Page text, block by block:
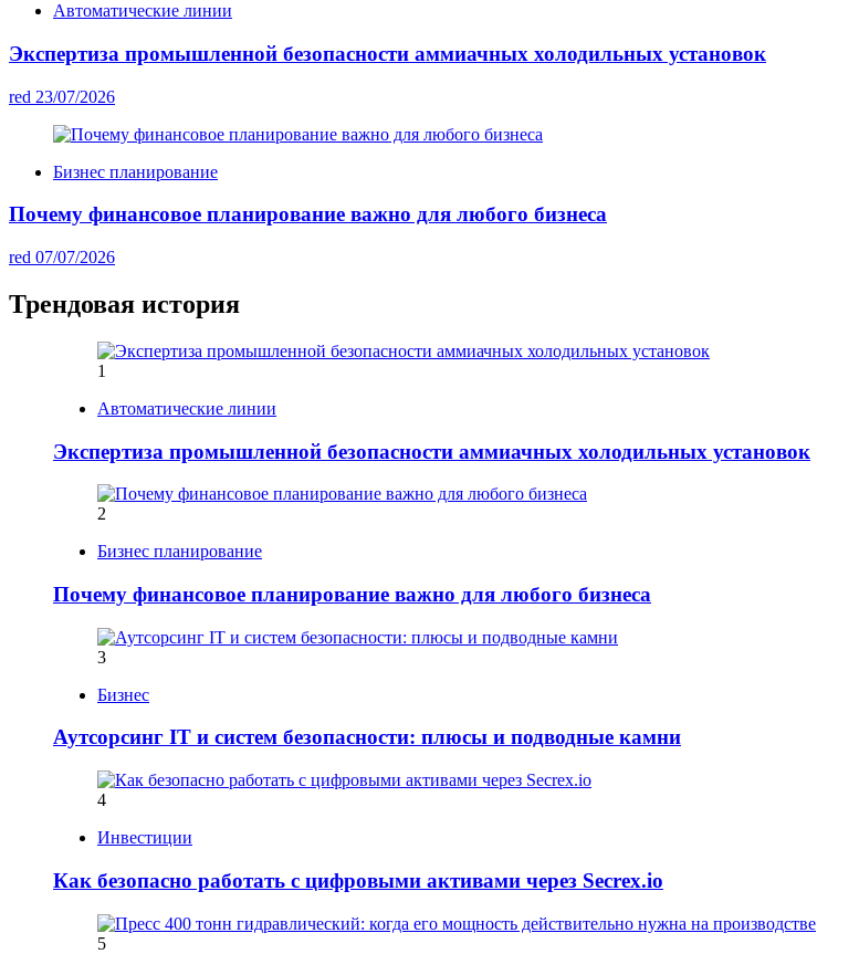
Автоматические линии
Экспертиза промышленной безопасности аммиачных холодильных установок
red 23/07/2026
Бизнес планирование
Почему финансовое планирование важно для любого бизнеса
red 07/07/2026
Трендовая история
1
Автоматические линии
Экспертиза промышленной безопасности аммиачных холодильных установок
2
Бизнес планирование
Почему финансовое планирование важно для любого бизнеса
3
Бизнес
Аутсорсинг IT и систем безопасности: плюсы и подводные камни
4
Инвестиции
Как безопасно работать с цифровыми активами через Secrex.io
5